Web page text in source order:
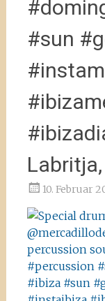
#sun
10. Februar